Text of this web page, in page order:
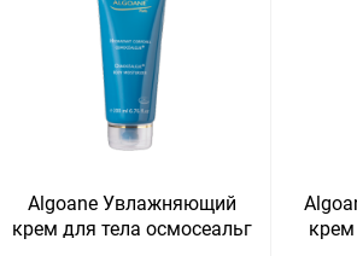
120
Algoane Увлажняющий
крем для тела осмосеальг